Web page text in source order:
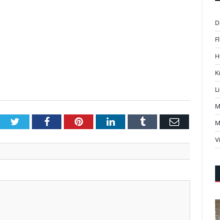
TwitterFacebookPinterestLinkedInTumblr Email